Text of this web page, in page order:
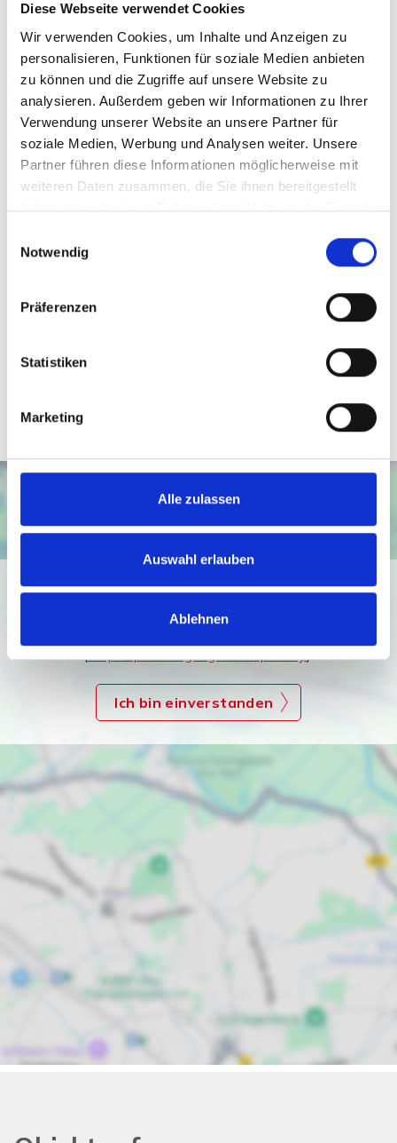
Diese Webseite verwendet Cookies
Wir verwenden Cookies, um Inhalte und Anzeigen zu
personalisieren, Funktionen für soziale Medien anbieten
zu können und die Zugriffe auf unsere Website zu
analysieren. Außerdem geben wir Informationen zu Ihrer
Verwendung unserer Website an unsere Partner für
soziale Medien, Werbung und Analysen weiter. Unsere
Partner führen diese Informationen möglicherweise mit
weiteren Daten zusammen, die Sie ihnen bereitgestellt
haben oder die sie im Rahmen Ihrer Nutzung der Dienste
Notwendig
Präferenzen
Statistiken
Marketing
Alle zulassen
Auswahl erlauben
Ablehnen
Betriebskosten. Moderne Haustechnik und eine
hochwertige Gebäudehülle sorgen für ein zukunftsfähiges
Diese Doppelhaushälfte ist die ideale Wahl für alle, die
Wert auf Qualität, Energieeffizienz und ein harmonisches
Wohnumfeld legen - perfekt für Familien, Paare oder
anspruchsvolle Eigennutzer mit Blick für nachhaltiges
info@wb-immobilien.de
Ich bin damit einverstanden, dass mir Karten von Google
(https://policies.google.com/privacy).
Ich bin einverstanden